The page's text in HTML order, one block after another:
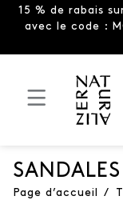
15 % de rabais
avec le code :
Page d’accueil /